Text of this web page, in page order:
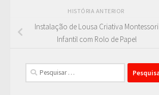
HISTÓRIA ANTERIOR
Instalação de Lousa Criativa Montessori
Infantil com Rolo de Papel
Pesquisar
por: